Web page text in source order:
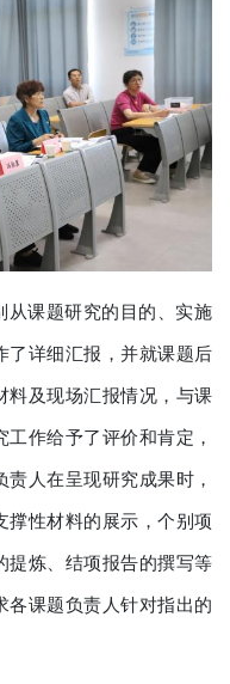
从课题研究的目的、实施
了详细汇报，并就课题后
料及现场汇报情况，与课
作给予了评价和肯定，
人在呈现研究成果时，
撑性材料的展示，个别项
提炼、结项报告的撰写等
各课题负责人针对指出的